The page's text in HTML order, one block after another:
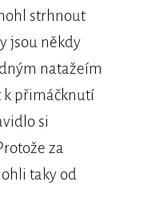
strhnout
jsou někdy
natažeím
k přimáčknutí
si
za
taky od